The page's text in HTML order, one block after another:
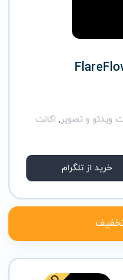
ویدئو و تصویر, اکانت
خرید از تلگرام